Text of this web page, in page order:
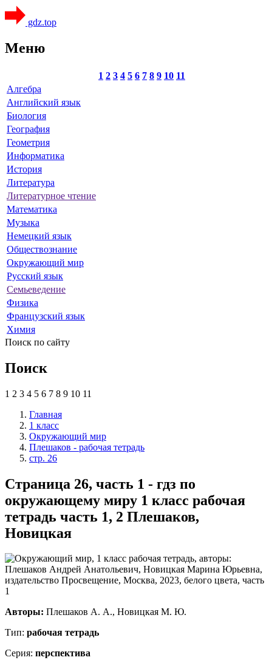
gdz.top
Меню
1 2 3 4 5 6 7 8 9 10 11
Алгебра
Английский язык
Биология
География
Геометрия
Информатика
История
Литература
Литературное чтение
Математика
Музыка
Немецкий язык
Обществознание
Окружающий мир
Русский язык
Семьеведение
Физика
Французский язык
Химия
Поиск по сайту
Поиск
1 2 3 4 5 6 7 8 9 10 11
Главная
1 класс
Окружающий мир
Плешаков - рабочая тетрадь
стр. 26
Страница 26, часть 1 - гдз по
окружающему миру 1 класс рабочая
тетрадь часть 1, 2 Плешаков,
Новицкая
Авторы: Плешаков А. А., Новицкая М. Ю.
Тип: рабочая тетрадь
Серия: перспектива